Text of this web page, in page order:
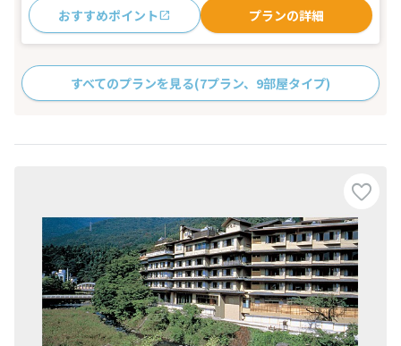
おすすめポイント プランの詳細
すべてのプランを見る(7プラン、9部屋タイプ)